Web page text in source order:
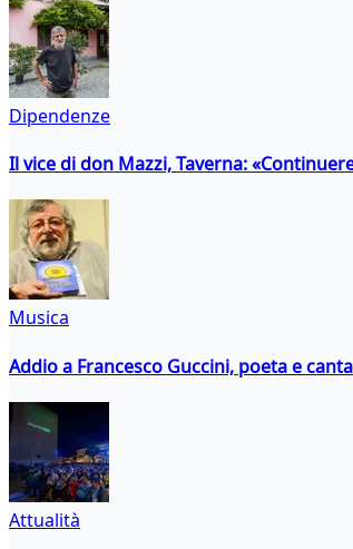
Dipendenze
Il vice di don Mazzi, Taverna:
Musica
Addio a Francesco Guccini, poeta e
Attualità